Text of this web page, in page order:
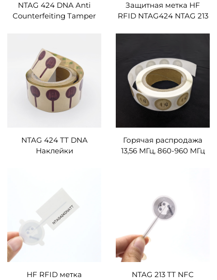
NTAG 424 DNA Anti
Counterfeiting Tamper
бьющаяся смарт-
этикетка для винной
бутылки
Защитная метка HF
RFID NTAG424 NTAG 213
NTAG 424 TT DNA
Наклейки
несанкционированного
доступа NFC-метки
Горячая распродажа
13,56 МГц, 860-960 МГц
UHF антиподдельная
наклейка
HF RFID метка
NTAG 213 TT NFC